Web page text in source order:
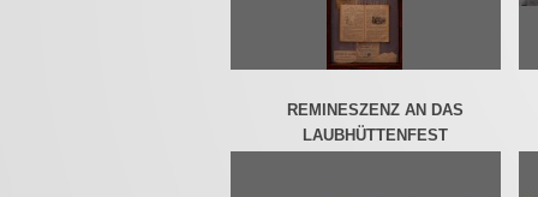
REMINESZENZ AN DAS
LAUBHÜTTENFEST